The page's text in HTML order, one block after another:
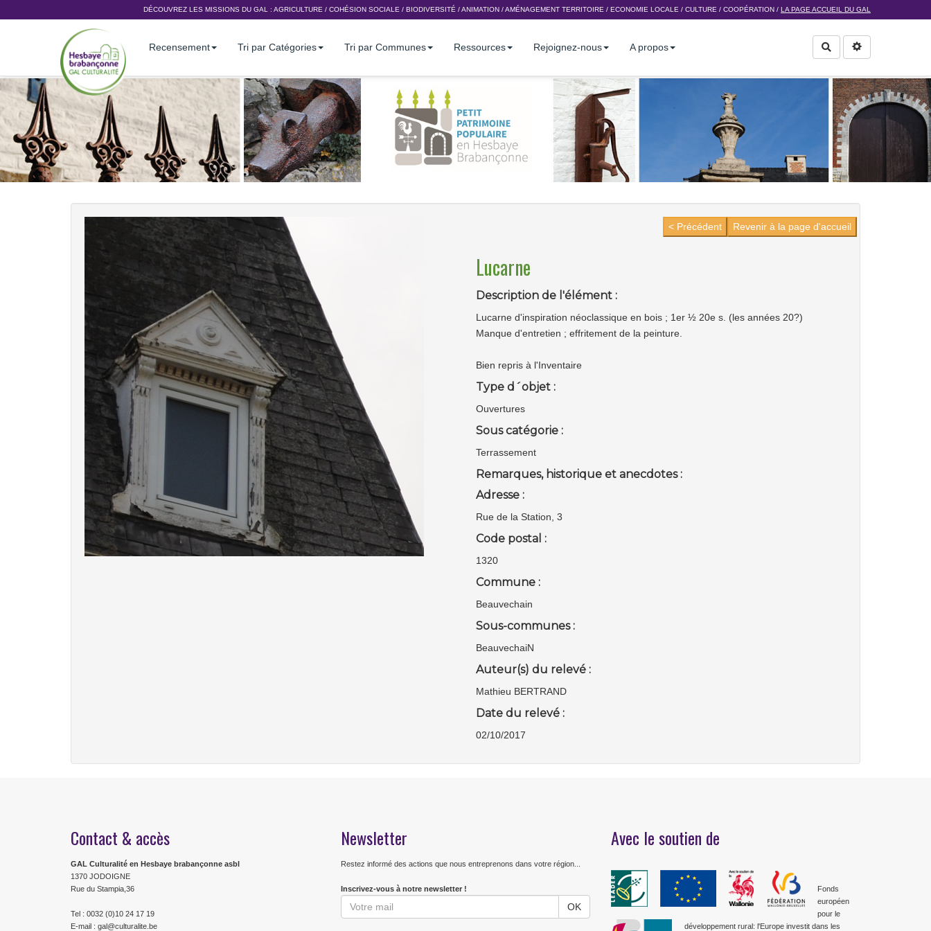
DÉCOUVREZ LES MISSIONS DU GAL : AGRICULTURE / COHÉSION SOCIALE / BIODIVERSITÉ /ANIMATION /AMÉNAGEMENT TERRITOIRE / ECONOMIE LOCALE / CULTURE / COOPÉRATION / LA PAGE ACCUEIL DU GAL
Recensement Tri par Catégories Tri par Communes Ressources Rejoignez-nous A propos Rechercher
Revenir à la page d'accueil
< Précédent
Lucarne
Description de l'élément :
Lucarne d'inspiration néoclassique en bois ; 1er ½ 20e s. (les années 20?)
Manque d'entretien ; effritement de la peinture.
Bien repris à l'Inventaire
Type d´objet :
Ouvertures
Sous catégorie :
Terrassement
Remarques, historique et anecdotes :
Adresse :
Rue de la Station, 3
Code postal :
1320
Commune :
Beauvechain
Sous-communes :
BeauvechaiN
Auteur(s) du relevé :
Mathieu BERTRAND
Date du relevé :
02/10/2017
Contact & accès
GAL Culturalité en Hesbaye brabançonne asbl
1370 JODOIGNE
Rue du Stampia,36
Tel : 0032 (0)10 24 17 19
E-mail : gal@culturalite.be
Newsletter
Restez informé des actions que nous entreprenons dans votre région...
Inscrivez-vous à notre newsletter !
Avec le soutien de
Fonds
européen
pour le
développement rural: l'Europe investit dans les